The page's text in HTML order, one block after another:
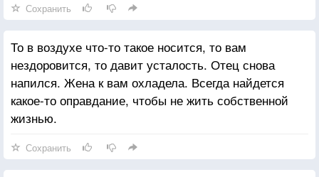
жертвами. Единственными рабами и добычей.
– Животные, – говорит Недостающее Звено, – это
наше мерило для определения человека.
Если не станет животных, не будет уже никакой
человечности.
В мире, где есть только люди, люди не будут
значить вообще ничего
Сохранить
То в воздухе что-то такое носится, то вам
нездоровится, то давит усталость. Отец снова
напился. Жена к вам охладела. Всегда найдется
какое-то оправдание, чтобы не жить собственной
жизнью.
Сохранить